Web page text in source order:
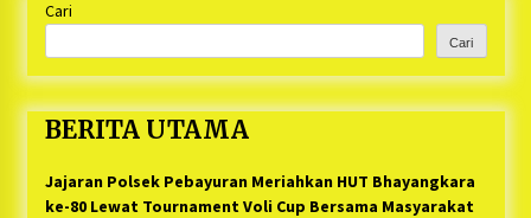
Cari
Cari
BERITA UTAMA
Jajaran Polsek Pebayuran Meriahkan HUT Bhayangkara
ke-80 Lewat Tournament Voli Cup Bersama Masyarakat